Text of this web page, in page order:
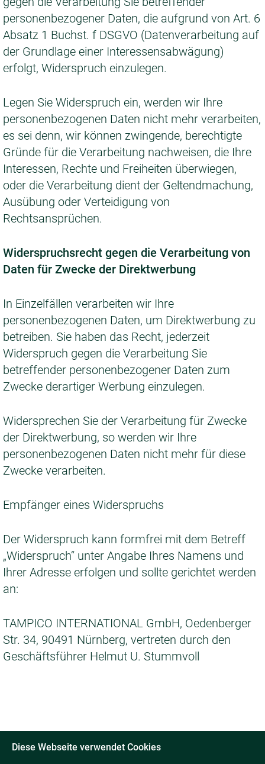
personenbezogener Daten, die aufgrund von Art. 6
Absatz 1 Buchst. f DSGVO (Datenverarbeitung auf
der Grundlage einer Interessensabwägung)
erfolgt, Widerspruch einzulegen.
Legen Sie Widerspruch ein, werden wir Ihre
personenbezogenen Daten nicht mehr verarbeiten,
es sei denn, wir können zwingende, berechtigte
Gründe für die Verarbeitung nachweisen, die Ihre
Interessen, Rechte und Freiheiten überwiegen,
oder die Verarbeitung dient der Geltendmachung,
Ausübung oder Verteidigung von
Rechtsansprüchen.
Widerspruchsrecht gegen die Verarbeitung von
Daten für Zwecke der Direktwerbung
In Einzelfällen verarbeiten wir Ihre
personenbezogenen Daten, um Direktwerbung zu
betreiben. Sie haben das Recht, jederzeit
Widerspruch gegen die Verarbeitung Sie
betreffender personenbezogener Daten zum
Zwecke derartiger Werbung einzulegen.
Widersprechen Sie der Verarbeitung für Zwecke
der Direktwerbung, so werden wir Ihre
personenbezogenen Daten nicht mehr für diese
Zwecke verarbeiten.
Empfänger eines Widerspruchs
Der Widerspruch kann formfrei mit dem Betreff
„Widerspruch“ unter Angabe Ihres Namens und
Ihrer Adresse erfolgen und sollte gerichtet werden
an:
TAMPICO INTERNATIONAL GmbH, Oedenberger
Str. 34, 90491 Nürnberg, vertreten durch den
Geschäftsführer Helmut U. Stummvoll
Diese Webseite verwendet Cookies